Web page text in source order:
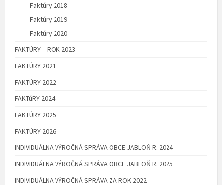
Faktúry 2018
Faktúry 2019
Faktúry 2020
FAKTÚRY – ROK 2023
FAKTÚRY 2021
FAKTÚRY 2022
FAKTúRY 2024
FAKTÚRY 2025
FAKTÚRY 2026
INDIVIDUÁLNA VÝROČNÁ SPRÁVA OBCE JABLOŇ R. 2024
INDIVIDUÁLNA VÝROČNÁ SPRÁVA OBCE JABLOŇ R. 2025
INDIVIDUÁLNA VÝROČNÁ SPRÁVA ZA ROK 2022